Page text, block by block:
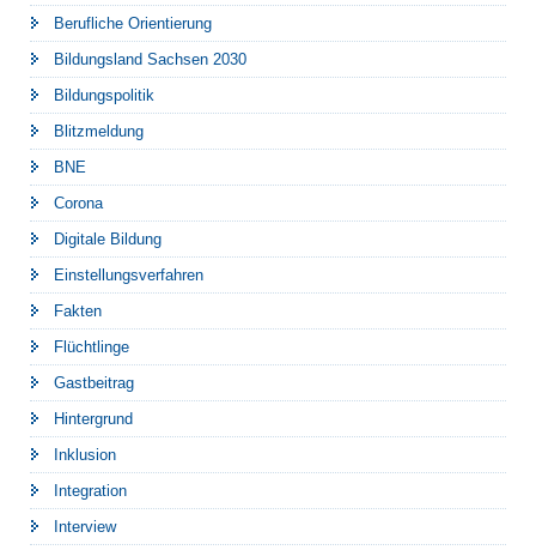
Berufliche Orientierung
Bildungsland Sachsen 2030
Bildungspolitik
Blitzmeldung
BNE
Corona
Digitale Bildung
Einstellungsverfahren
Fakten
Flüchtlinge
Gastbeitrag
Hintergrund
Inklusion
Integration
Interview